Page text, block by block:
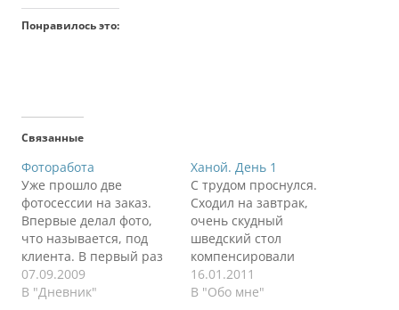
Понравилось это:
Связанные
Фоторабота
Уже прошло две
фотосессии на заказ.
Впервые делал фото,
что называется, под
клиента. В первый раз
фотографировал милую
пару, в этот раз
07.09.2009
В "Дневник"
Ханой. День 1
С трудом проснулся.
Сходил на завтрак,
очень скудный
шведский стол
компенсировали
очаровательными
улыбками и бесплатным
16.01.2011
В "Обо мне"